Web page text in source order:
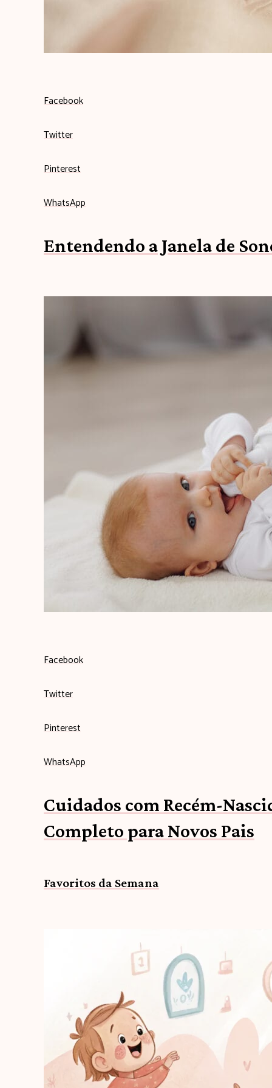
Facebook
Twitter
Pinterest
WhatsApp
Entendendo a Janela de
Facebook
Twitter
Pinterest
WhatsApp
Cuidados com Recém-
Completo para Novos Pais
Favoritos da Semana